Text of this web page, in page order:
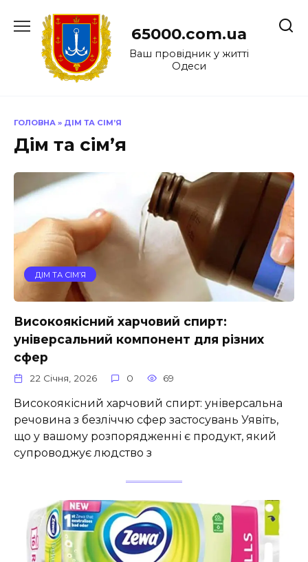
до
65000.com.ua
Ваш провідник у житті
Одеси
ГОЛОВНА » ДІМ ТА СІМ’Я
Дім та сім’я
ДІМ ТА СІМ’Я
Високоякісний харчовий спирт:
універсальний компонент для різних
сфер
22 Січня, 2026 0 69
Високоякісний харчовий спирт: універсальна
речовина з безліччю сфер застосувань Уявіть,
що у вашому розпорядженні є продукт, який
супроводжує людство з